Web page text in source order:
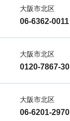
大阪市北区
06-6362-0011
大阪市北区
0120-7867-30
大阪市北区
06-6201-2970